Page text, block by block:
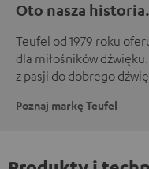
Oto nasza
Teufel od 1979 roku
dla miłośników
z pasji do dobrego
Poznaj markę Teufel